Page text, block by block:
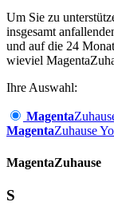
Um Sie zu
insgesamt
und auf die 24
wieviel
Ihre Auswahl:
Magenta
MagentaZuhause
Magenta­Zuhause
S